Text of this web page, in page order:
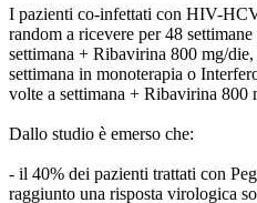
I pazienti co-infettati con HIV-
random a ricevere per 48
settimana + Ribavirina 800 mg/
settimana in monoterapia o
volte a settimana + Ribavirina 800
Dallo studio è emerso che:
- il 40% dei pazienti trattati con
raggiunto una risposta virologica